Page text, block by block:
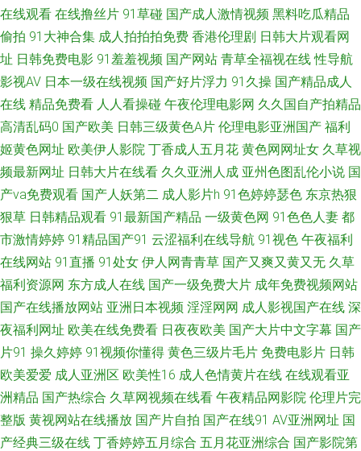
爽 成人午夜剧场 久草导航 影音AV先锋色库 91自拍网站 国产美女在线福利
国产足交 欧美生活一级片 亚洲97影院 91看片免费观看成人版 草莓视频免费
在线观看 天美人人插 91啪国伊人 超碰97人人操人人摸 久9久9久9海角 日韩
利 老司机av管乐 婷婷国产精品久久 91牛逼 国产精品久久鸭下载 欧美性爱一
二区 亚洲东方aⅴ在线视频 91茄子影院 超碰国产在线久草91 日韩51页 91视
频网站免费 豆花最新网站 色久悠悠成人图区 91不用下载观看 99成人五码人
妻 囯产片TS 亚洲东方成人av在线 超碰91公开 欧美123首页 91次元黄色观看
链接 丁香在线一区二区三区 蜜桃成人免费 午夜福利电源 91激情就要激情
www夜夜肏肏 少妇一线天 91欧美柠檬成人剧场 成人导航福利在线视频 色片
网址 91次元官网 97人妻中文字幕总站 韩国福利二区综合 色呦呦官方网站 av
在线观看 在线撸丝片 91草碰 国产成人激情视频 黑料吃瓜精品
偷拍 91大神合集 成人拍拍拍免费 香港伦理剧 日韩大片观看网
址 日韩免费电影 91羞羞视频 国产网站 青草全福视在线 性导航
影视AV 日本一级在线视频 国产好片浮力 91久操 国产精品成人
在线 精品免费看 人人看操碰 午夜伦理电影网 久久国自产拍精品
高清乱码0 国产欧美 日韩三级黄色A片 伦理电影亚洲国产 福利
姬黄色网址 欧美伊人影院 丁香成人五月花 黄色网网址女 久草视
频最新网址 日韩大片在线看 久久亚洲人成 亚州色图乱伦小说 国
产va免费观看 国产人妖第二 成人影片h 91色婷婷瑟色 东京热狠
狠草 日韩精品观看 91最新国产精品 一级黄色网 91色色人妻 都
市激情婷婷 91精品国产91 云涩福利在线导航 91视色 午夜福利
在线网站 91直播 91处女 伊人网青青草 国产又爽又黄又无 久草
福利资源网 东方成人在线 国产一级免费大片 成年免费视频网站
国产在线播放网站 亚洲日本视频 淫淫网网 成人影视国产在线 深
夜福利网址 欧美在线免费看 日夜夜欧美 国产大片中文字幕 国产
片91 操久婷婷 91视频你懂得 黄色三级片毛片 免费电影片 日韩
欧美爱爱 成人亚洲区 欧美性16 成人色情黄片在线 在线观看亚
洲精品 国产热综合 久草网视频在线看 午夜精品网影院 伦理片完
整版 黄视网站在线播放 国产片自拍 国产在线91 AV亚洲网址 国
产经典三级在线 丁香婷婷五月综合 五月花亚洲综合 国产影院第